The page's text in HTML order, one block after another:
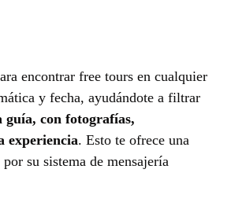
encontrar free tours en cualquier
y fecha, ayudándote a filtrar
guía, con fotografías,
experiencia. Esto te ofrece una
su sistema de mensajería